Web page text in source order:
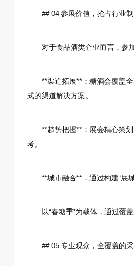
## 04 参展价值，抢占行业
对于食品酒类企业而言，参
**渠道拓展**：糖酒会覆盖
式的渠道解决方案。
**趋势把握**：展会精心策
考。
**城市融合**：通过构建“展
以“春糖季”为载体，通过覆
## 05 专业观众，全覆盖的